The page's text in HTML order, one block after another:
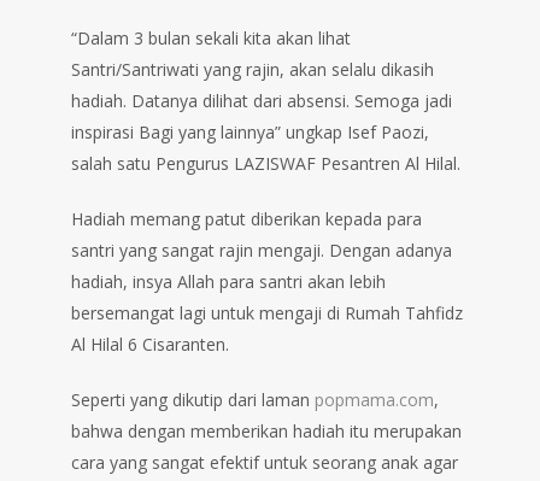
“Dalam 3 bulan sekali kita akan lihat
Santri/Santriwati yang rajin, akan selalu dikasih
hadiah. Datanya dilihat dari absensi. Semoga jadi
inspirasi Bagi yang lainnya” ungkap Isef Paozi,
salah satu Pengurus LAZISWAF Pesantren Al Hilal.
Hadiah memang patut diberikan kepada para
santri yang sangat rajin mengaji. Dengan adanya
hadiah, insya Allah para santri akan lebih
bersemangat lagi untuk mengaji di Rumah Tahfidz
Al Hilal 6 Cisaranten.
Seperti yang dikutip dari laman popmama.com,
bahwa dengan memberikan hadiah itu merupakan
cara yang sangat efektif untuk seorang anak agar